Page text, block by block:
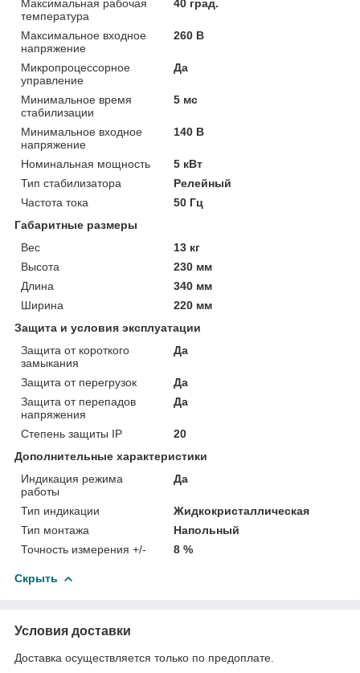
Максимальная рабочая
температура
40 град.
Максимальное входное
напряжение
260 В
Микропроцессорное
управление
Да
Минимальное время
стабилизации
5 мс
Минимальное входное
напряжение
140 В
Номинальная мощность
5 кВт
Тип стабилизатора
Релейный
Частота тока
50 Гц
Габаритные размеры
Вес
13 кг
Высота
230 мм
Длина
340 мм
Ширина
220 мм
Защита и условия эксплуатации
Защита от короткого
замыкания
Да
Защита от перегрузок
Да
Защита от перепадов
напряжения
Да
Степень защиты IP
20
Дополнительные характеристики
Индикация режима
работы
Да
Тип индикации
Жидкокристаллическая
Тип монтажа
Напольный
Точность измерения +/-
8 %
Скрыть
Условия доставки
Доставка осуществляется только по предоплате.